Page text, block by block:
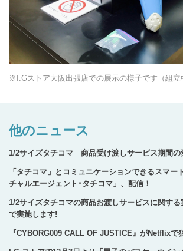
※I.Gストア大阪出張店での展示の様子です（組立
他のニュース
1/2サイズタチコマ 商品受け渡しサービス期間の
「タチコマ」とコミュニケーションできるスマー
チャルエージェント･タチコマ」、配信！
1/2サイズタチコマの商品お渡しサービスに関す
で実施します!
『CYBORG009 CALL OF JUSTICE』がNetflixで